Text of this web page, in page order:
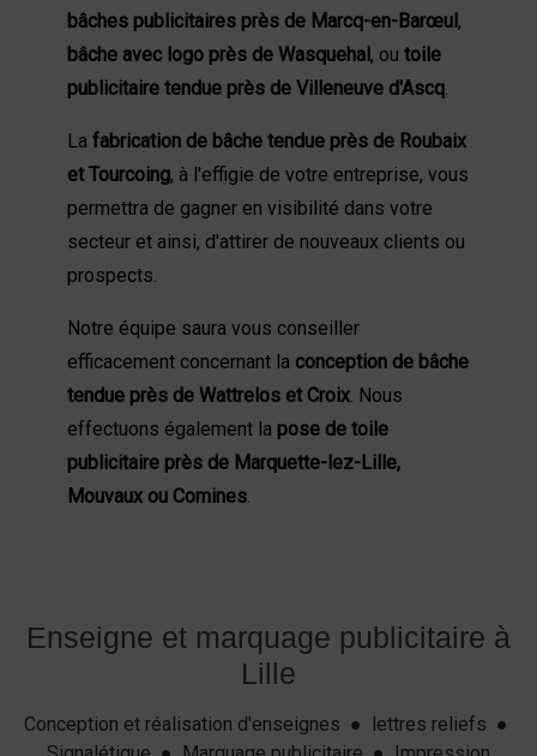
bâches publicitaires près de Marcq-en-Barœul,
bâche avec logo près de Wasquehal, ou toile
publicitaire tendue près de Villeneuve d'Ascq.
La fabrication de bâche tendue près de Roubaix
et Tourcoing, à l'effigie de votre entreprise, vous
permettra de gagner en visibilité dans votre
secteur et ainsi, d'attirer de nouveaux clients ou
prospects.
Notre équipe saura vous conseiller
efficacement concernant la conception de bâche
tendue près de Wattrelos et Croix. Nous
effectuons également la pose de toile
publicitaire près de Marquette-lez-Lille,
Mouvaux ou Comines.
Enseigne et marquage publicitaire à
Lille
Conception et réalisation d'enseignes ● lettres reliefs ●